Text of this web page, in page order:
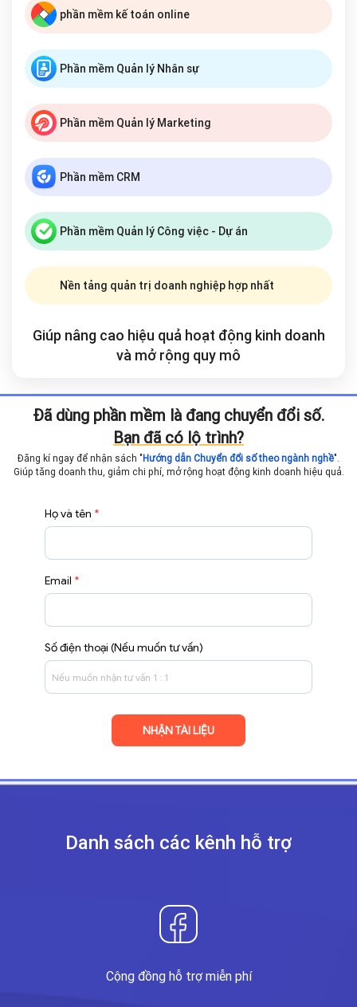
phần mềm kế toán online
Phần mềm Quản lý Nhân sự
Phần mềm Quản lý Marketing
Phần mềm CRM
Phần mềm Quản lý Công việc - Dự án
Nền tảng quản trị doanh nghiệp hợp nhất
Giúp nâng cao hiệu quả hoạt động kinh doanh
và mở rộng quy mô
Đã dùng phần mềm là đang chuyển đổi số.
Bạn đã có lộ trình?
Đăng kí ngay để nhận sách "Hướng dẫn Chuyển đổi số theo ngành nghề".
Giúp tăng doanh thu, giảm chi phí, mở rộng hoạt động kinh doanh hiệu quả.
Họ và tên *
Email *
Số điện thoại (Nếu muốn tư vấn)
Danh sách các kênh hỗ trợ
Cộng đồng hỗ trợ miễn phí